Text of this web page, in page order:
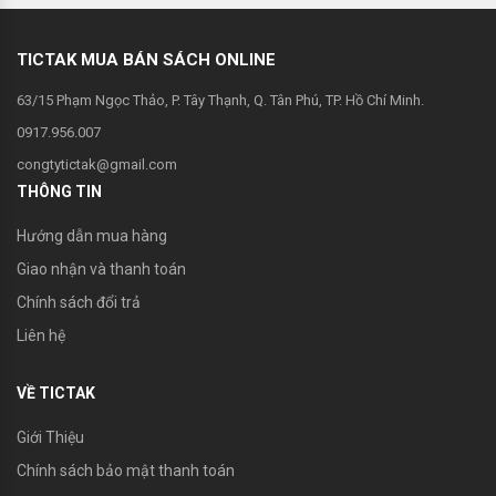
TICTAK MUA BÁN SÁCH ONLINE
63/15 Phạm Ngọc Thảo, P. Tây Thạnh, Q. Tân Phú, TP. Hồ Chí Minh.
0917.956.007
congtytictak@gmail.com
THÔNG TIN
Hướng dẫn mua hàng
Giao nhận và thanh toán
Chính sách đổi trả
Liên hệ
VỀ TICTAK
Giới Thiệu
Chính sách bảo mật thanh toán